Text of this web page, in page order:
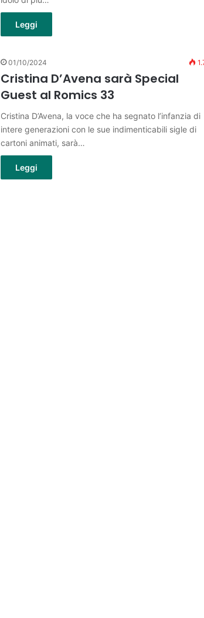
Leggi
01/10/2024
Cristina D’Avena sarà Special
Guest al Romics 33
Cristina D’Avena, la voce che ha segnato l’infanzia di
intere generazioni con le sue indimenticabili sigle di
cartoni animati, sarà…
Leggi